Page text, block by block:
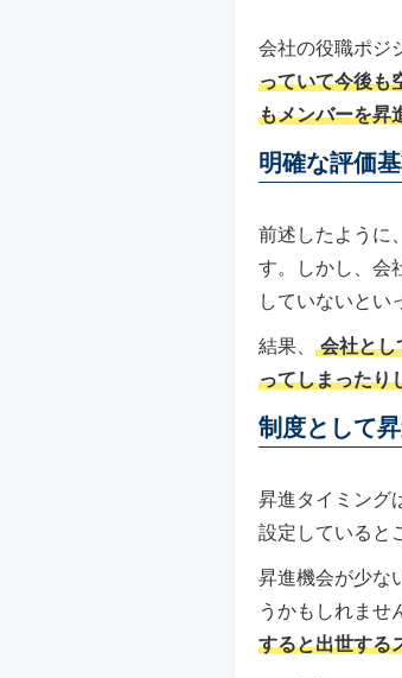
会社の役職ポジ
っていて今後も
もメンバーを昇
明確な評価
前述したように
す。しかし、会
していないとい
結果、
会社とし
ってしまったり
制度として
昇進タイミング
設定していると
昇進機会が少な
うかもしれませ
すると出世する